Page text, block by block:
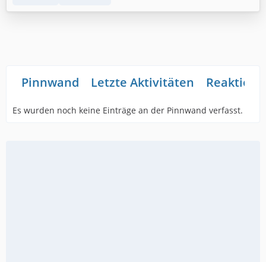
Pinnwand Letzte Aktivitäten
Es wurden noch keine Einträge an der Pinnwand verfasst.